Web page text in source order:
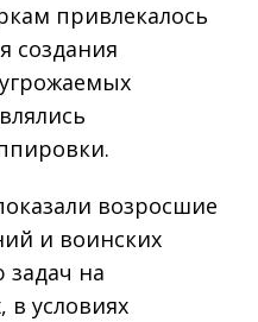
привлекалось
создания
возросшие
и воинских
на
в условиях